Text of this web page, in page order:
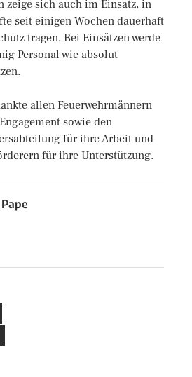
zeige sich auch im Einsatz, in
seit einigen Wochen dauerhaft
tragen. Bei Einsätzen werde
Personal wie absolut
allen Feuerwehrmännern
sowie den
für ihre Arbeit und
für ihre Unterstützung.